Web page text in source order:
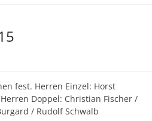
fest. Herren Einzel: Horst
Doppel: Christian Fischer /
/ Rudolf Schwalb